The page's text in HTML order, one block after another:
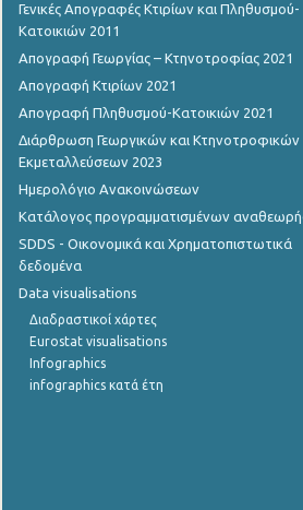
Οκτωβρίου 2022
Σεπτεμβρίου 2022
Αυγούστου 2022
Ιουλίου 2022
Μαΐου 2022
Απριλίου 2022
Μαρτίου 2022
Φεβρουαρίου 2022
Ιανουαρίου 2022
Γενικές Απογραφές Κτιρίων και Πληθυσμού-
Κατοικιών 2011
Απογραφή Γεωργίας – Κτηνοτροφίας 2021
Απογραφή Κτιρίων 2021
Απογραφή Πληθυσμού-Κατοικιών 2021
Διάρθρωση Γεωργικών και Κτηνοτροφικών
Εκμεταλλεύσεων 2023
Ημερολόγιο Ανακοινώσεων
Κατάλογος προγραμματισμένων
SDDS - Οικονομικά και Χρηματοπιστωτικά
δεδομένα
Data visualisations
Διαδραστικοί χάρτες
Eurostat visualisations
Infographics
infographics κατά έτη